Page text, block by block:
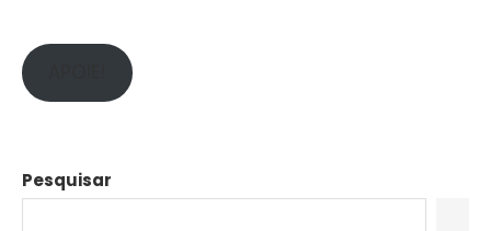
Pesquisar